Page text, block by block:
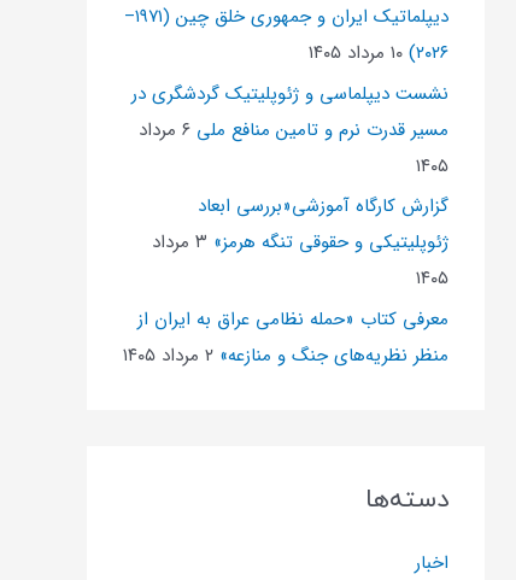
دیپلماتیک ایران و جمهوری خلق چین (۱۹۷۱–
۲۰۲۶) ۱۰ مرداد ۱۴۰۵
نشست دیپلماسی و ژئو‌پلیتیک گردشگری در
مسیر قدرت نرم و تامین منافع ملی
۶ مرداد
۱۴۰۵
گزارش کارگاه آموزشی«بررسی ابعاد
ژئوپلیتیکی و حقوقی تنگه هرمز»
۳ مرداد
۱۴۰۵
معرفی کتاب «حمله نظامی عراق به ایران از
منظر نظریه‌های جنگ و منازعه» ۲ مرداد ۱۴۰۵
دسته‌ها
اخبار